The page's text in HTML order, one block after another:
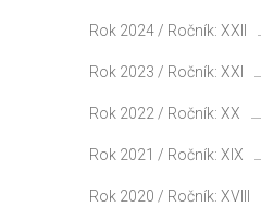
Rok 2024 / Ročník: XXII
Rok 2023 / Ročník: XXI
Rok 2022 / Ročník: XX
Rok 2021 / Ročník: XIX
Rok 2020 / Ročník: XVIII